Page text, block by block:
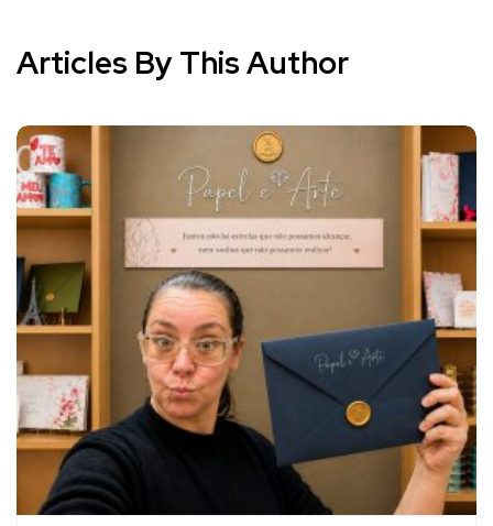
Articles By This Author